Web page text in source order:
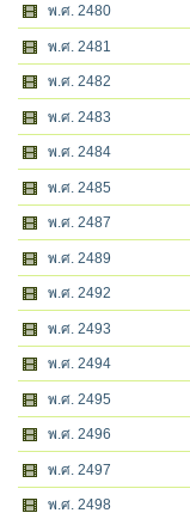
พ.ศ. 2480
พ.ศ. 2481
พ.ศ. 2482
พ.ศ. 2483
พ.ศ. 2484
พ.ศ. 2485
พ.ศ. 2487
พ.ศ. 2489
พ.ศ. 2492
พ.ศ. 2493
พ.ศ. 2494
พ.ศ. 2495
พ.ศ. 2496
พ.ศ. 2497
พ.ศ. 2498